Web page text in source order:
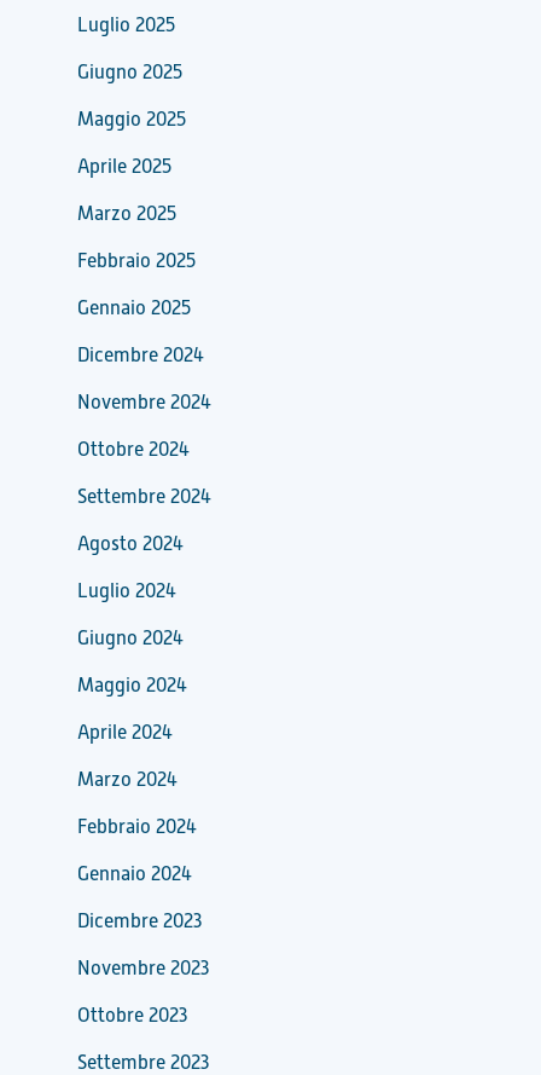
Luglio 2025
Giugno 2025
Maggio 2025
Aprile 2025
Marzo 2025
Febbraio 2025
Gennaio 2025
Dicembre 2024
Novembre 2024
Ottobre 2024
Settembre 2024
Agosto 2024
Luglio 2024
Giugno 2024
Maggio 2024
Aprile 2024
Marzo 2024
Febbraio 2024
Gennaio 2024
Dicembre 2023
Novembre 2023
Ottobre 2023
Settembre 2023